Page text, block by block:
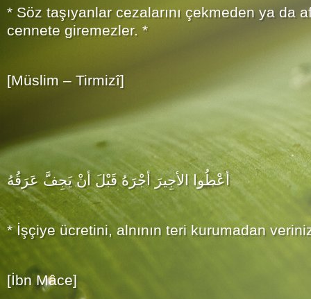
* Söz taşıyanlar cezalarını çekmeden ya da
cennete giremezler. *
[Müslim – Tirmizî]
أعْطُوا الأجِيرَ أجْرَهُ قَبْلَ أنْ يَجِفَّ عَرَقُهُ
* İşçiye ücretini, alnının teri kurumadan
[İbn Mâce]